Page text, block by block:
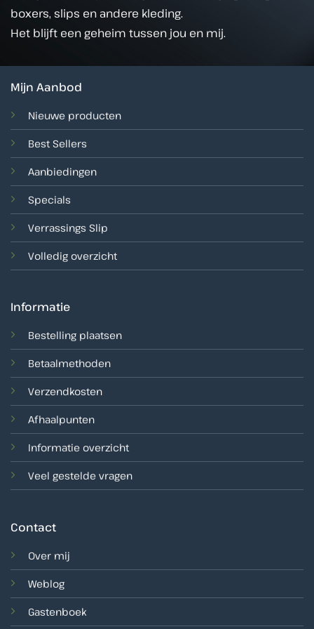
boxers, slips en andere kleding.
Het blijft een geheim tussen jou en mij.
Mijn Aanbod
Nieuwe producten
Best Sellers
Aanbiedingen
Specials
Verrassings Slip
Volledig overzicht
Informatie
Bestelling plaatsen
Betaalmethoden
Verzendkosten
Afhaalpunten
Informatie overzicht
Veel gestelde vragen
Contact
Over mij
Weblog
Gastenboek